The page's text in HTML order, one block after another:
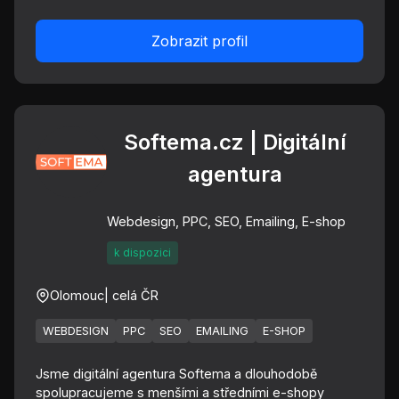
Zobrazit profil
Softema.cz | Digitální
agentura
Webdesign, PPC, SEO, Emailing, E-shop
k dispozici
Olomouc | celá ČR
WEBDESIGN PPC SEO EMAILING E-SHOP
Jsme digitální agentura Softema a dlouhodobě
spolupracujeme s menšími a středními e-shopy